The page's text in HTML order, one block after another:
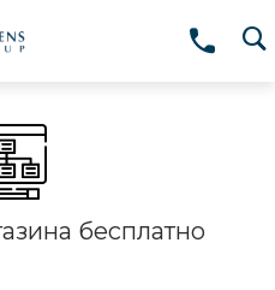
бесплатно